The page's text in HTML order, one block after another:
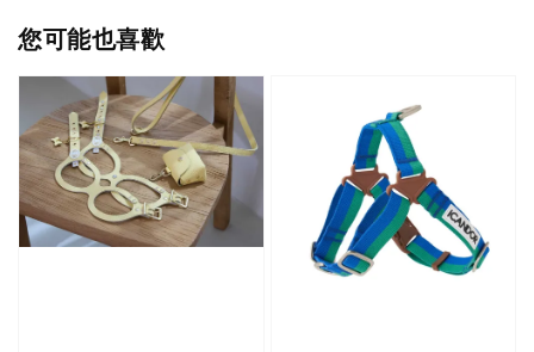
您可能也喜歡